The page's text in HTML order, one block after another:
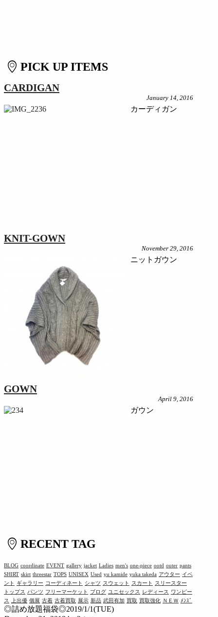
PICK UP ITEMS
CARDIGAN
January 14, 2016
カーディガン
KNIT-GOWN
November 29, 2016
ニットガウン
GOWN
April 9, 2016
ガウン
RECENT TAG
BLOG coordinate EVENT gallery jacket Ladies men's one-piece ootd outer pants
SHIRT skirt threestar TOPS UNISEX Used yu kamide yuka takeda アウター イベ
ント
ギャラリー コーディネート シャツ スウェット スカート
スリースター
トップス
パンツ フリーマーケット ブログ ユニセックス レディース
ワンピー
ス
上出優 個展 古着 古着買取 展示 新品 武田有加 買取 買取強化 ＮＥＷ ﾒﾝｽﾞ
◎詰め放題福袋◎2019/1/1(TUE)